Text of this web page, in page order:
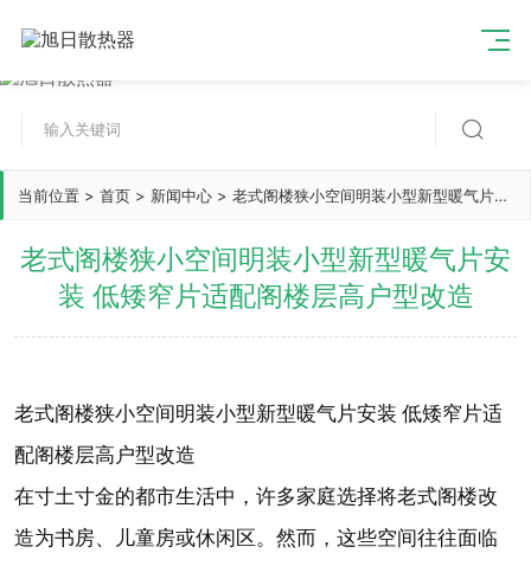

当前位置 > 首页 > 新闻中心 > 老式阁楼狭小空间明装小型新型暖气片安装 低矮窄片适配阁楼层高户型改造
老式阁楼狭小空间明装小型新型暖气片安
装 低矮窄片适配阁楼层高户型改造
老式阁楼狭小空间明装小型新型暖气片安装 低矮窄片适
配阁楼层高户型改造
在寸土寸金的都市生活中，许多家庭选择将老式阁楼改
造为书房、儿童房或休闲区。然而，这些空间往往面临